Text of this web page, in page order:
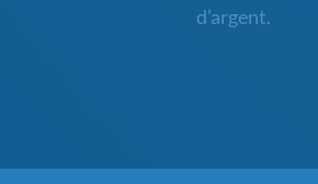
d’argent.